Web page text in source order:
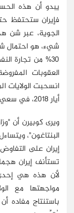
يبدو أن هذه
فإيران ستحتفظ
الجوية، عبر شن
شيء، هو احتمال
30% من تجارة
العقوبات
انسحبت الولايات
أيار 2018، في سعي منه لإلحاق دمار أكبر بالاقتصاد الإيراني.
ويرى كوبيرن أن
البنتاغون"،
إيران على
تستأنف إيران
لأن هذه هي إحدى
مواجهتها مع
باستنتاج مفاده